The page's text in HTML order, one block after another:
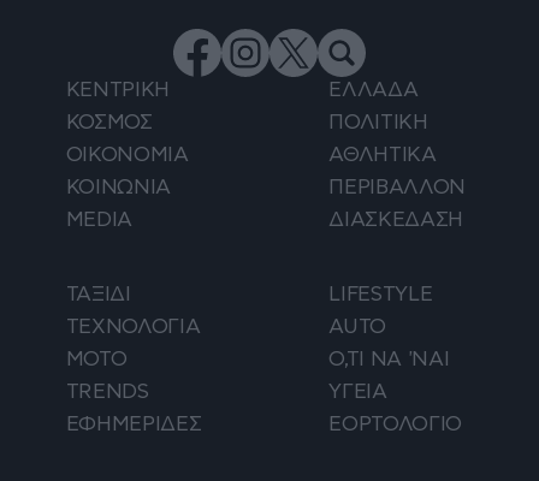
ΚΕΝΤΡΙΚΗ
ΕΛΛΑΔΑ
ΚΟΣΜΟΣ
ΠΟΛΙΤΙΚΗ
ΟΙΚΟΝΟΜΙΑ
ΑΘΛΗΤΙΚΑ
ΚΟΙΝΩΝΙΑ
ΠΕΡΙΒΑΛΛΟΝ
MEDIA
ΔΙΑΣΚΕΔΑΣΗ
ΤΑΞΙΔΙ
LIFESTYLE
ΤΕΧΝΟΛΟΓΙΑ
AUTO
ΜΟΤΟ
Ο,ΤΙ ΝΑ 'ΝΑΙ
TRENDS
ΥΓΕΙΑ
ΕΦΗΜΕΡΙΔΕΣ
ΕΟΡΤΟΛΟΓΙΟ